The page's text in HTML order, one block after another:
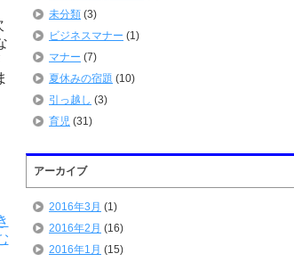
未分類 (3)
ビジネスマナー (1)
マナー (7)
夏休みの宿題 (10)
引っ越し (3)
育児 (31)
アーカイブ
2016年3月 (1)
2016年2月 (16)
2016年1月 (15)